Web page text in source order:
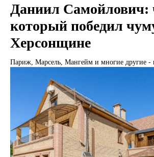
Даниил Самойлович:
который победил
Херсонщине
Париж, Марсель, Мангейм и многие другие -